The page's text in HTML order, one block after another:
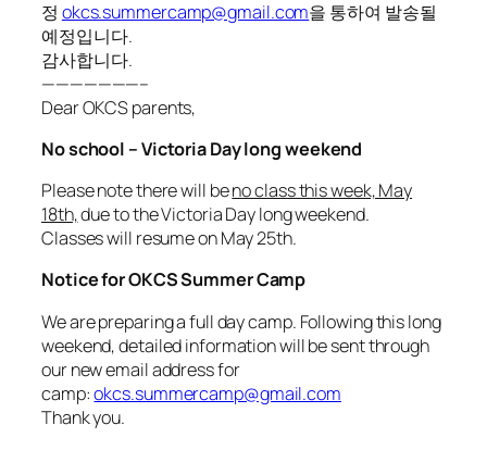
정 okcs.summercamp@gmail.com을 통하여 발송될
예정입니다.
감사합니다.
———————–
Dear OKCS parents,
No school – Victoria Day long weekend
Please note there will beno class this week, May
18th,due to the Victoria Day long weekend.
Classes will resume on May 25th.
Notice for OKCS Summer Camp
We are preparing a full day camp. Following this long
weekend, detailed information will be sent through
our new email address for
camp:okcs.summercamp@gmail.com
Thank you.